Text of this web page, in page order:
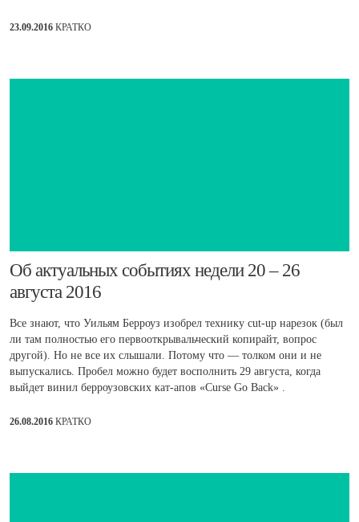
23.09.2016 КРАТКО
​Об актуальных событиях недели 20 – 26
августа 2016
Все знают, что Уильям Берроуз изобрел технику cut-up нарезок (был
ли там полностью его первооткрывальческий копирайт, вопрос
другой). Но не все их слышали. Потому что — толком они и не
выпускались. Пробел можно будет восполнить 29 августа, когда
выйдет винил берроузовских кат-апов «Curse Go Back» .
26.08.2016 КРАТКО